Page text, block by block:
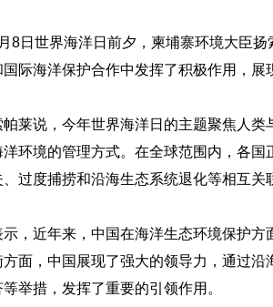
传真机
公示
8日世界海洋日前夕，柬埔寨环境大臣
际海洋保护合作中发挥了积极作用，展
帕莱说，今年世界海洋日的主题聚焦人
环境的管理方式。在全球范围内，各
过度捕捞和沿海生态系统退化等相互关
示，近年来，中国在海洋生态环境保护
方面，中国展现了强大的领导力，通过
举措，发挥了重要的引领作用。